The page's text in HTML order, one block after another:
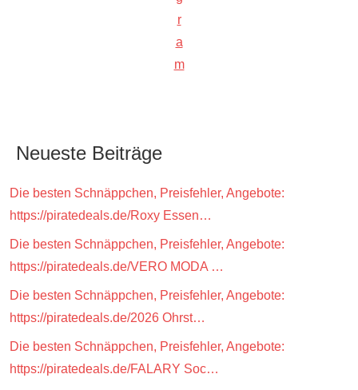
r
a
m
Neueste Beiträge
Die besten Schnäppchen, Preisfehler, Angebote:
https://piratedeals.de/Roxy Essen…
Die besten Schnäppchen, Preisfehler, Angebote:
https://piratedeals.de/VERO MODA …
Die besten Schnäppchen, Preisfehler, Angebote:
https://piratedeals.de/2026 Ohrst…
Die besten Schnäppchen, Preisfehler, Angebote:
https://piratedeals.de/FALARY Soc…